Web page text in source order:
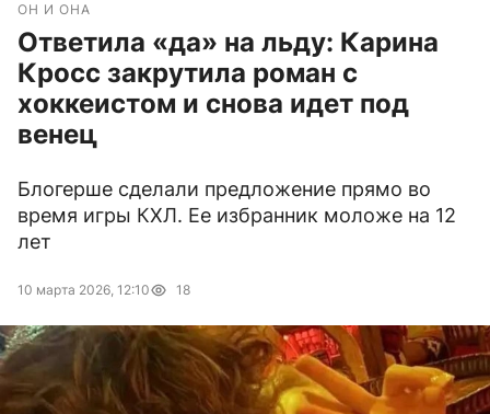
ОН И ОНА
Ответила «да» на льду: Карина
Кросс закрутила роман с
хоккеистом и снова идет под
венец
Блогерше сделали предложение прямо во
время игры КХЛ. Ее избранник моложе на 12
лет
10 марта 2026, 12:10 18